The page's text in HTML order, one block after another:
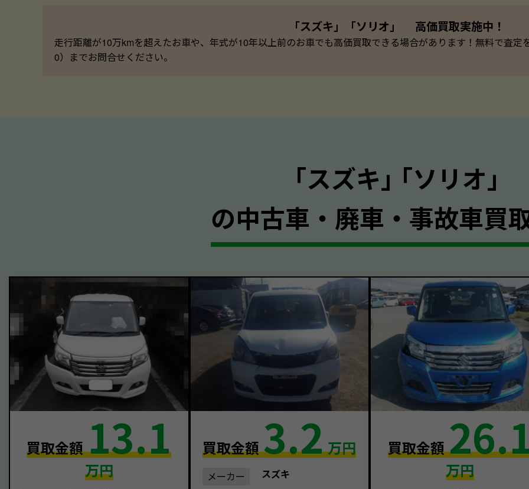
「スズキ」「ソリオ」 高価買取実施中！
走行距離が10万kmを超えたお車や、年式が10年以上前のお車でも高価買取できる場合があります！無料で査定
0）までお問合せください。
｢スズキ｣ ｢ソリオ｣
の中古車・廃車・事故車買
買取金額13.1
万円
買取金額3.2 万円
メーカー
スズキ
買取金額
万円